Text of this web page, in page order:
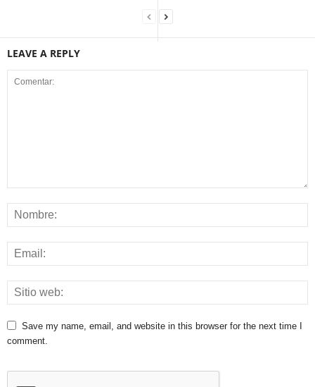
LEAVE A REPLY
Save my name, email, and website in this browser for the next time I
comment.